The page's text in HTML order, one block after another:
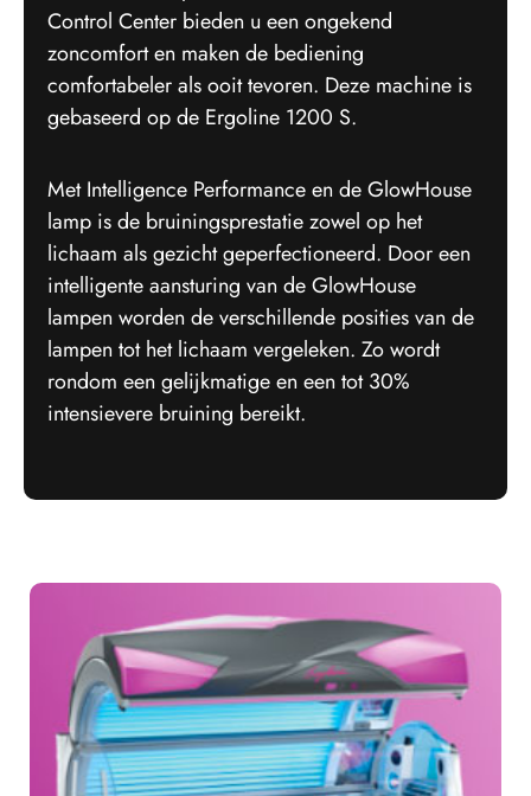
Control Center bieden u een ongekend
zoncomfort en maken de bediening
comfortabeler als ooit tevoren. Deze machine is
gebaseerd op de Ergoline 1200 S.
Met Intelligence Performance en de GlowHouse
lamp is de bruiningsprestatie zowel op het
lichaam als gezicht geperfectioneerd. Door een
intelligente aansturing van de GlowHouse
lampen worden de verschillende posities van de
lampen tot het lichaam vergeleken. Zo wordt
rondom een gelijkmatige en een tot 30%
intensievere bruining bereikt.